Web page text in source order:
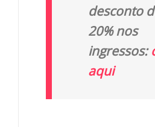
desconto
20% nos
ingressos:
aqui